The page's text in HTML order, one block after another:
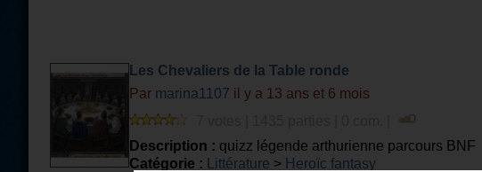
Les Chevaliers de la Table ronde
Par marina1107 il y a 13 ans et 6 mois
Description : quizz légende arthurienne parcours BNF
Catégorie :
Littérature > Heroïc fantasy